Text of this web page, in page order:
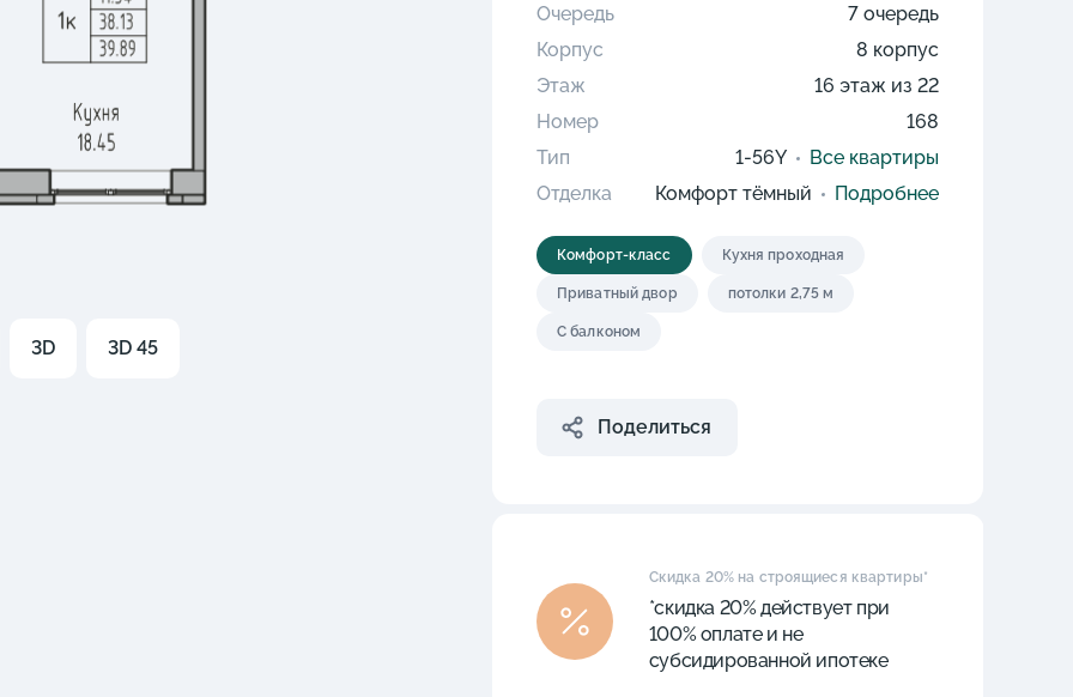
3D 3D 45
Очередь
7 очередь
Корпус
8 корпус
Этаж
16 этаж из 22
Номер
168
Тип
1-56Y
Все квартиры
Отделка
Комфорт тёмный Подробнее
Комфорт-класс Кухня проходная
Приватный двор потолки 2,75 м
С балконом
Поделиться
Скидка 20% на строящиеся квартиры*
*скидка 20% действует при
100% оплате и не
субсидированной ипотеке